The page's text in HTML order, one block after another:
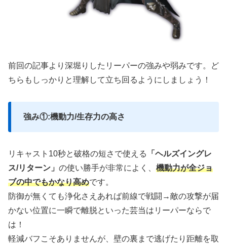
前回の記事より深堀りしたリーパーの強みや弱みです。ど
ちらもしっかりと理解して立ち回るようにしましょう！
強み①:機動力/生存力の高さ
リキャスト10秒と破格の短さで使える
「ヘルズイングレ
ス/リターン」 の使い勝手が非常によく、 機動力が全ジョ
ブの中でもかなり高めです。
防御が無くても浄化さえあれば前線で戦闘→敵の攻撃が届
かない位置に一瞬で離脱といった芸当はリーパーならで
は！
軽減バフこそありませんが、壁の裏まで逃げたり距離を取